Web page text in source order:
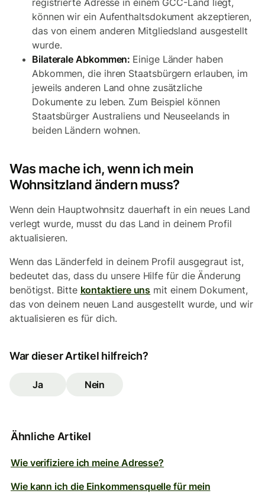
registrierte Adresse in einem GCC-Land liegt,
können wir ein Aufenthaltsdokument akzeptieren,
das von einem anderen Mitgliedsland ausgestellt
wurde.
Bilaterale Abkommen: Einige Länder haben
Abkommen, die ihren Staatsbürgern erlauben, im
jeweils anderen Land ohne zusätzliche
Dokumente zu leben. Zum Beispiel können
Staatsbürger Australiens und Neuseelands in
beiden Ländern wohnen.
Was mache ich, wenn ich mein
Wohnsitzland ändern muss?
Wenn dein Hauptwohnsitz dauerhaft in ein neues Land
verlegt wurde, musst du das Land in deinem Profil
aktualisieren.
Wenn das Länderfeld in deinem Profil ausgegraut ist,
bedeutet das, dass du unsere Hilfe für die Änderung
benötigst. Bitte kontaktiere uns mit einem Dokument,
das von deinem neuen Land ausgestellt wurde, und wir
aktualisieren es für dich.
War dieser Artikel hilfreich?
Ja Nein
Ähnliche Artikel
Wie verifiziere ich meine Adresse?
Wie kann ich die Einkommensquelle für mein